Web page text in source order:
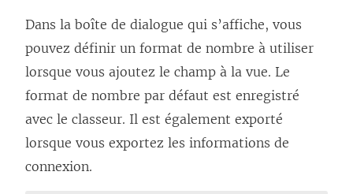
Dans la boîte de dialogue qui s’affiche, vous
pouvez définir un format de nombre à utiliser
lorsque vous ajoutez le champ à la vue. Le
format de nombre par défaut est enregistré
avec le classeur. Il est également exporté
lorsque vous exportez les informations de
connexion.